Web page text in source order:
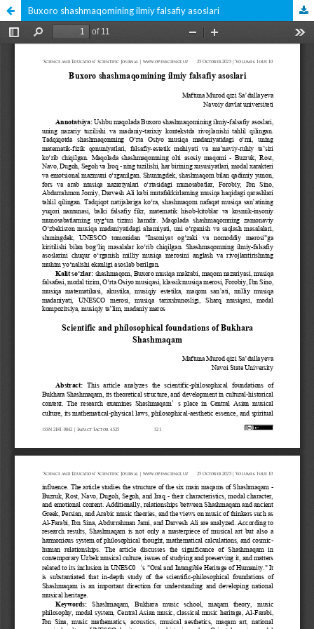
Buxoro shashmaqomining ilmiy falsafiy asoslari